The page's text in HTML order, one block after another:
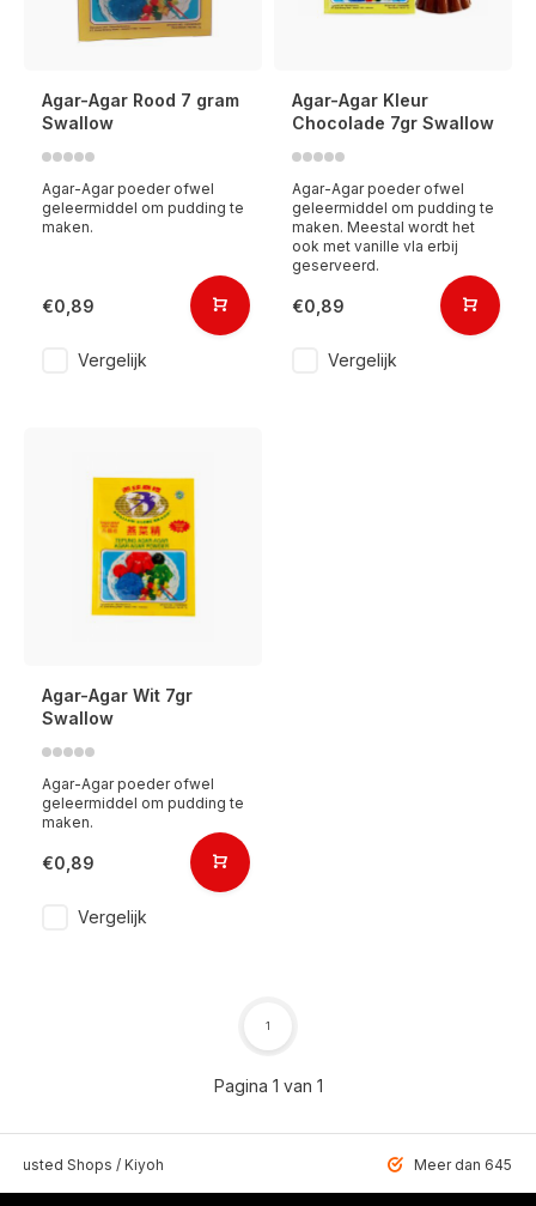
Agar-Agar Rood 7 gram
Swallow
Agar-Agar poeder ofwel
geleermiddel om pudding te
maken.
€0,89
Vergelijk
Agar-Agar Kleur
Chocolade 7gr Swallow
Agar-Agar poeder ofwel
geleermiddel om pudding te
maken. Meestal wordt het
ook met vanille vla erbij
geserveerd.
€0,89
Vergelijk
Agar-Agar Wit 7gr
Swallow
Agar-Agar poeder ofwel
geleermiddel om pudding te
maken.
€0,89
Vergelijk
Pagina 1 van 1
1
Shops / Kiyoh Meer dan 6459